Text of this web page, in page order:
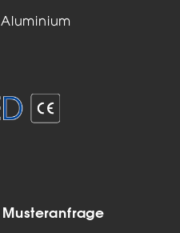
Aluminium
Musteranfrage